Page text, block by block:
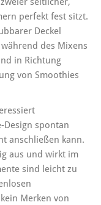
perfekt fest sitzt.
Deckel
des Mixens
in Richtung
von Smoothies
Design spontan
anschließen kann.
aus und wirkt im
sind leicht zu
Merken von